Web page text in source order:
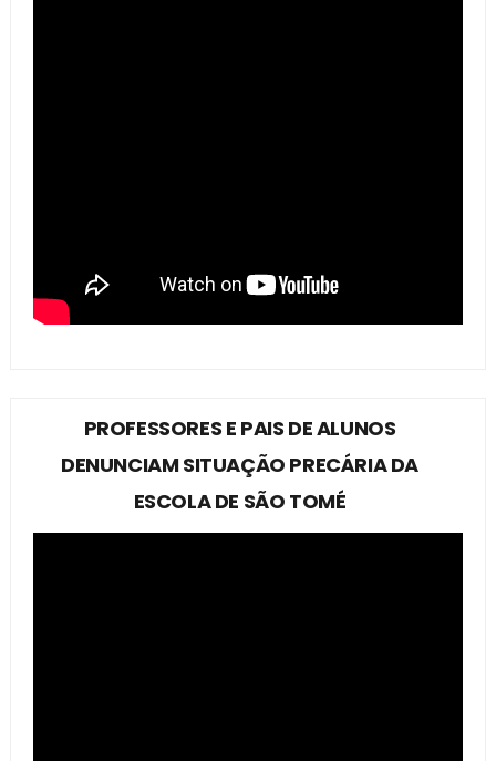
PROFESSORES E PAIS DE ALUNOS
DENUNCIAM SITUAÇÃO PRECÁRIA DA
ESCOLA DE SÃO TOMÉ